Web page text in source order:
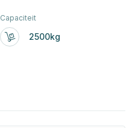
Capaciteit
2500kg